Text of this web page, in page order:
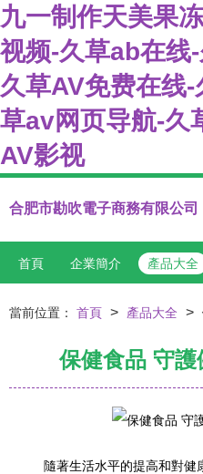
九一制作天美果
视频-久草ab在线
久草AV免费在线
草av网页导航-久
AV影视
合肥市勘吹電子商務有限公司
首頁 企業簡介 產品大全
當前位置： 首頁 > 產品大全 >
保健食品 守
隨著生活水平的提高和對健